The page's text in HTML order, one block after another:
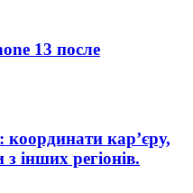
13 после
кар’єру,
інших регіонів.